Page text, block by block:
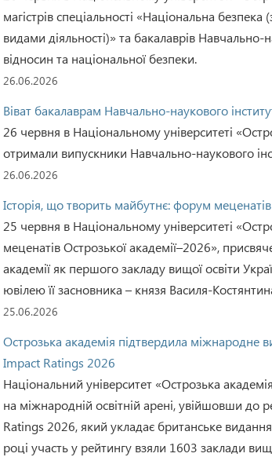
магістрів спеціальності «Національна
видами діяльності)» та бакалаврів
відносин та національної безпеки.
26.06.2026
Віват бакалаврам Навчально-наукового
26 червня в Національному університеті
отримали випускники Навчально-наукового
26.06.2026
Історія, що творить майбутнє: форум
25 червня в Національному університеті
меценатів Острозької академії–2026»,
академії як першого закладу вищої освіти
ювілею її засновника – князя Василя-
25.06.2026
Острозька академія підтвердила міжнародне
Impact Ratings 2026
Національний університет «Острозька
на міжнародній освітній арені, увійшовши до
Ratings 2026, який укладає британське
році участь у рейтингу взяли 1603 заклади